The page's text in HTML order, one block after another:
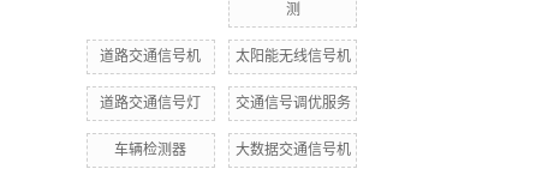
测
道路交通信号机 太阳能无线信号机
道路交通信号灯 交通信号调优服务
车辆检测器 大数据交通信号机